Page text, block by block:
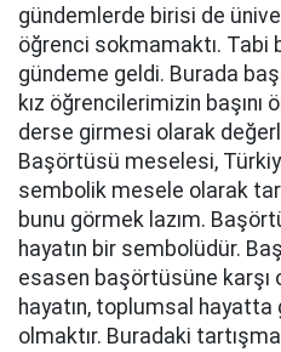
gündemlerde birisi de
öğrenci sokmamaktı.
gündeme geldi. Burada
kız öğrencilerimizin
derse girmesi olarak
Başörtüsü meselesi,
sembolik mesele olarak
bunu görmek lazım.
hayatın bir sembolüdür.
esasen başörtüsüne karşı
hayatın, toplumsal hayatta
olmaktır. Buradaki